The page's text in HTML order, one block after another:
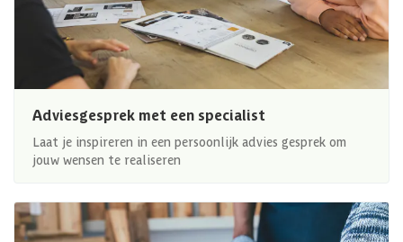
Adviesgesprek met een specialist
Laat je inspireren in een persoonlijk advies gesprek om
jouw wensen te realiseren